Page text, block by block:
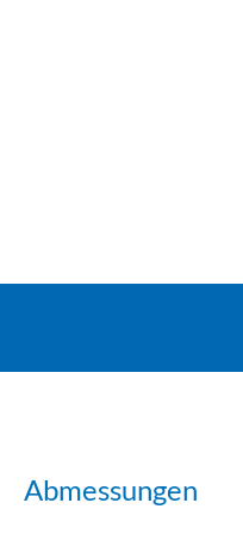
Abmessungen